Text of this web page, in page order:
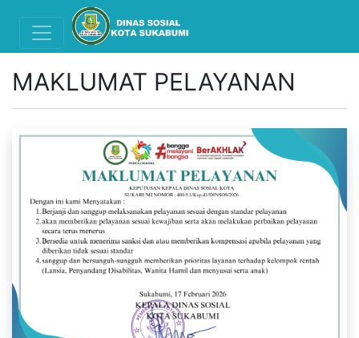
MAKLUMAT PELAYANAN